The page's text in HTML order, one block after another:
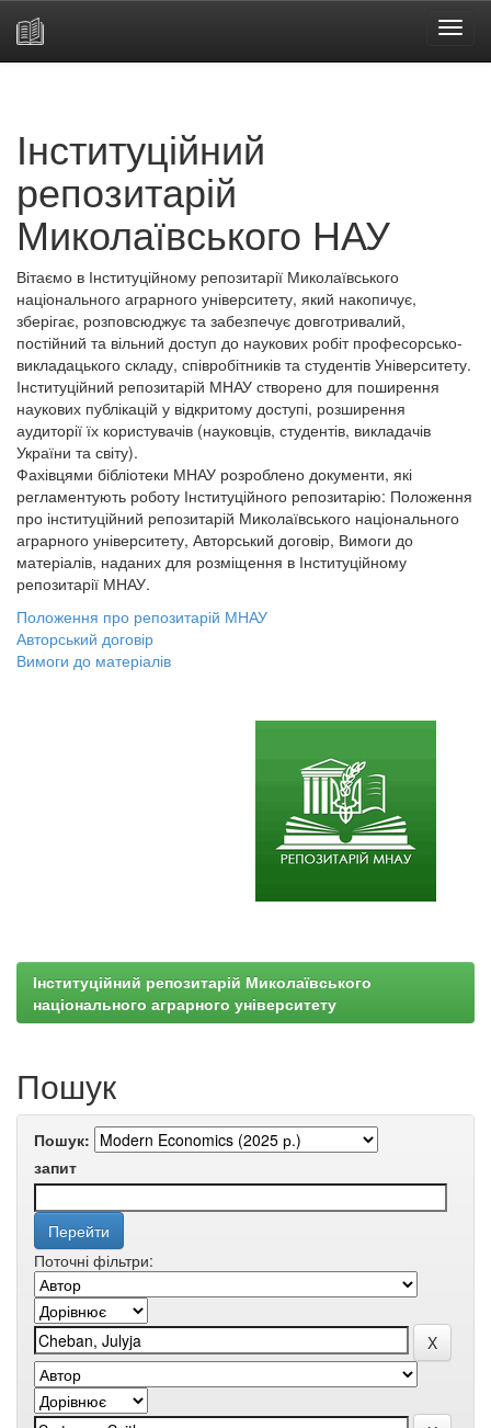
Інституційний
репозитарій
Миколаївського НАУ
Вітаємо в Інституційному репозитарії Миколаївського
національного аграрного університету, який накопичує,
зберігає, розповсюджує та забезпечує довготривалий,
постійний та вільний доступ до наукових робіт професорсько-
викладацького складу, співробітників та студентів Університету.
Інституційний репозитарій МНАУ створено для поширення
наукових публікацій у відкритому доступі, розширення
аудиторії їх користувачів (науковців, студентів, викладачів
України та світу).
Фахівцями бібліотеки МНАУ розроблено документи, які
регламентують роботу Інституційного репозитарію: Положення
про інституційний репозитарій Миколаївського національного
аграрного університету, Авторський договір, Вимоги до
матеріалів, наданих для розміщення в Інституційному
репозитарії МНАУ.
Положення про репозитарій МНАУ
Авторський договір
Вимоги до матеріалів
Інституційний репозитарій Миколаївського
національного аграрного університету
Пошук
Пошук:
запит
Поточні фільтри: